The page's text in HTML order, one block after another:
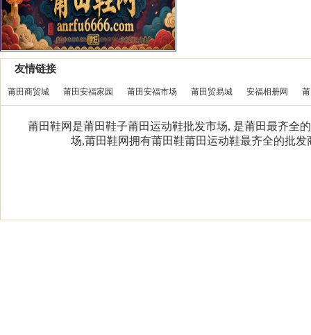
友情链接
莆田商贸城 莆田安福家园 莆田安福市场 莆田贸易城 安福相册网
莆田鞋网是莆田鞋子莆田运动鞋批发市场, 是莆田最齐全
场,莆田鞋网拥有莆田鞋莆田运动鞋最齐全的批